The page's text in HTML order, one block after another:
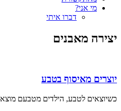
מי אני?
דברו איתי
יצירה מאבנים
יוצרים מאיסוף בטבע
כשיוצאים לטבע, הילדים מטבעם